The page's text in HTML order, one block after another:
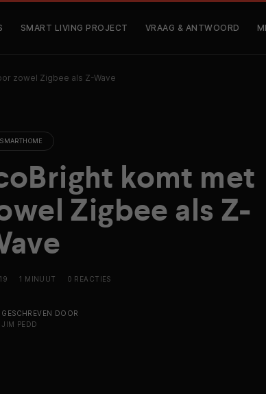
SMART LIVING PROJECT VRAAG & ANTWOORD
zowel Zigbee als Z-Wave
SMARTHOME
komt met
Zigbee als Z-
1 MINUUT 0 REACTIES
GESCHREVEN DOOR
JIM PEDD